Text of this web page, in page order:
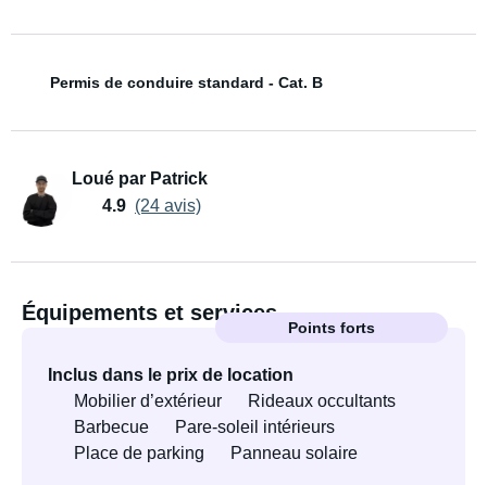
Permis de conduire standard - Cat. B
Loué par Patrick
4.9 (24 avis)
Équipements et services
Points forts
Inclus dans le prix de location
Mobilier d’extérieur
Rideaux occultants
Barbecue
Pare-soleil intérieurs
Place de parking
Panneau solaire